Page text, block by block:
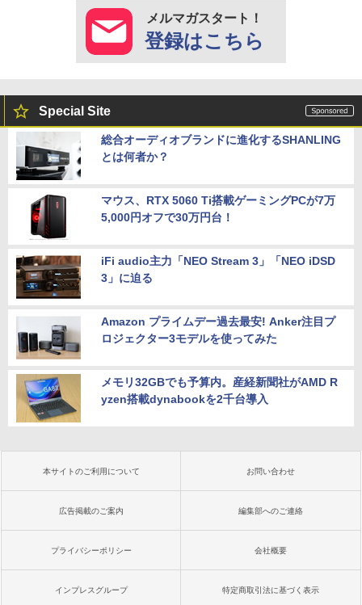
メルマガスタート！
登録はこちら
Special Site
総合オーディオブランドに進化するSHANLING
とは何者か？
マウス、RTX 5060 Ti搭載ゲーミングPCが7万
5,000円オフで30万円台！
iFi audio主力「NEO Stream 3」「NEO iDSD
3」に迫る
Amazon プライムデー過去最安! Anker注目プ
ロジェクター3モデルを使ってみた
メモリ32GBでも予算内。産経新聞社がAMD R
yzen搭載dynabookを2千台導入
本サイトのご利用について お問い合わせ
広告掲載のご案内 編集部へのご連絡
プライバシーポリシー 会社概要
インプレスグループ 特定商取引法に基づく表示